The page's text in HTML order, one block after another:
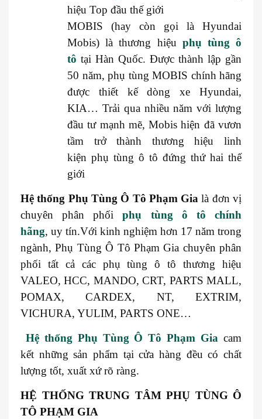
hiệu Top đầu thế giới
MOBIS (hay còn gọi là Hyundai
Mobis) là thương hiệu phụ tùng ô
tô tại Hàn Quốc. Được thành lập gần
50 năm, phụ tùng MOBIS chính hãng
được thiết kế dòng xe Hyundai,
KIA… Trải qua nhiều năm với lượng
đầu tư mạnh mẽ, Mobis hiện đã vươn
tầm trở thành thương hiệu linh
kiện phụ tùng ô tô đứng thứ hai thế
giới
Hệ thống Phụ Tùng Ô Tô Phạm Gia là đơn vị
chuyên phân phốiphụ tùng ô tô chính
hãng, uy tín.Với kinh nghiệm hơn 17 năm trong
ngành, Phụ Tùng Ô Tô Phạm Gia chuyên phân
phối tất cả các phụ tùng ô tô thương hiệu
VALEO, HCC, MANDO, CRT, PARTS MALL,
POMAX, CARDEX, NT, EXTRIM,
VICHURA, YULIM, PARTS ONE…
Hệ thống Phụ Tùng Ô Tô Phạm Giacam
kết những sản phẩm tại cửa hàng đều có chất
lượng tốt, xuất xứ rõ ràng.
HỆ THỐNG TRUNG TÂM PHỤ TÙNG Ô
TÔ PHẠM GIA